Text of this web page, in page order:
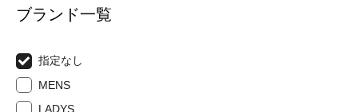
ブランド一覧
指定なし
MENS
LADYS